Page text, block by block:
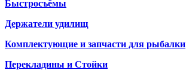
Быстросъёмы
Держатели удилищ
Комплектующие и запчасти для рыбалки
Перекладины и Стойки